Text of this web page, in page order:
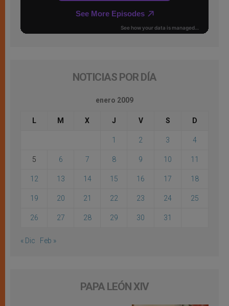
NOTICIAS POR DÍA
enero 2009
L M X J V S D
1 2 3 4
5 6 7 8 9 10 11
12 13 14 15 16 17 18
19 20 21 22 23 24 25
26 27 28 29 30 31
« Dic Feb »
PAPA LEÓN XIV